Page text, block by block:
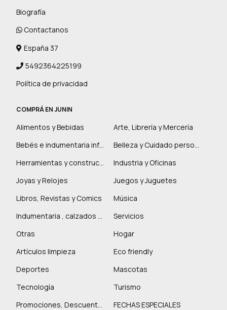
Biografía
Contactanos
España 37
5492364225199
Política de privacidad
COMPRÁ EN JUNIN
Alimentos y Bebidas
Arte, Librería y Mercería
Bebés e indumentaria infantil
Belleza y Cuidado personal
Herramientas y construcción
Industria y Oficinas
Joyas y Relojes
Juegos y Juguetes
Libros, Revistas y Comics
Música
Indumentaria , calzados y marroquinería
Servicios
Otras
Hogar
Artículos limpieza
Eco friendly
Deportes
Mascotas
Tecnología
Turismo
Promociones, Descuentos y más
FECHAS ESPECIALES